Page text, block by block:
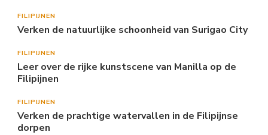
FILIPIJNEN
Verken de natuurlijke schoonheid van Surigao City
FILIPIJNEN
Leer over de rijke kunstscene van Manilla op de
Filipijnen
FILIPIJNEN
Verken de prachtige watervallen in de Filipijnse
dorpen